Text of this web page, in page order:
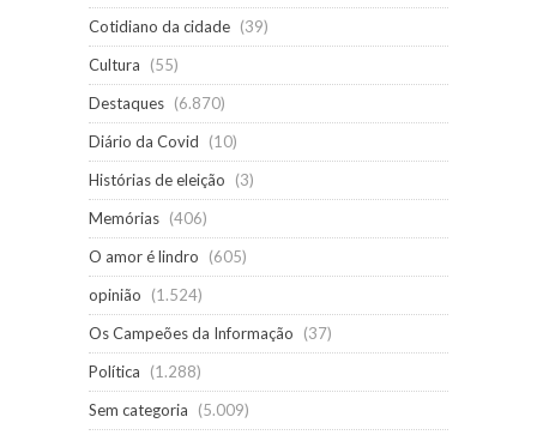
Cotidiano da cidade (39)
Cultura
(55)
Destaques (6.870)
Diário da Covid
(10)
Histórias de eleição
(3)
Memórias (406)
O amor é lindro
(605)
opinião
(1.524)
Os Campeões da Informação
(37)
Política
(1.288)
Sem categoria
(5.009)